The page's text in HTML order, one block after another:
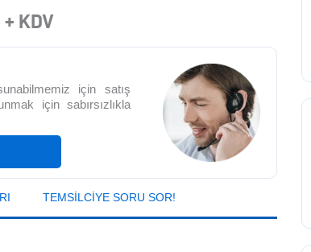
+ KDV
için satış
için sabırsızlıkla
TEMSILCIYE SORU SOR!